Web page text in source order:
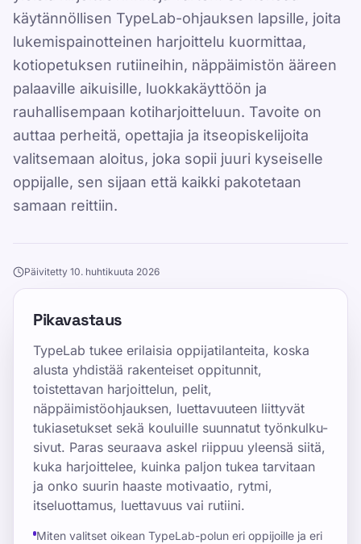
käytännöllisen TypeLab-ohjauksen lapsille, joita
lukemispainotteinen harjoittelu kuormittaa,
kotiopetuksen rutiineihin, näppäimistön ääreen
palaaville aikuisille, luokkakäyttöön ja
rauhallisempaan kotiharjoitteluun. Tavoite on
auttaa perheitä, opettajia ja itseopiskelijoita
valitsemaan aloitus, joka sopii juuri kyseiselle
oppijalle, sen sijaan että kaikki pakotetaan
samaan reittiin.
Päivitetty 10. huhtikuuta 2026
Pikavastaus
TypeLab tukee erilaisia oppijatilanteita, koska
alusta yhdistää rakenteiset oppitunnit,
toistettavan harjoittelun, pelit,
näppäimistöohjauksen, luettavuuteen liittyvät
tukiasetukset sekä kouluille suunnatut työnkulku-
sivut. Paras seuraava askel riippuu yleensä siitä,
kuka harjoittelee, kuinka paljon tukea tarvitaan
ja onko suurin haaste motivaatio, rytmi,
itseluottamus, luettavuus vai rutiini.
Miten valitset oikean TypeLab-polun eri oppijoille ja eri